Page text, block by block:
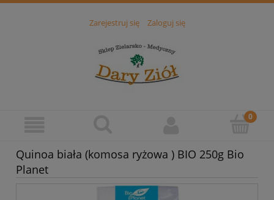
Zarejestruj się Zaloguj się
Quinoa biała (komosa ryżowa ) BIO 250g Bio
Planet